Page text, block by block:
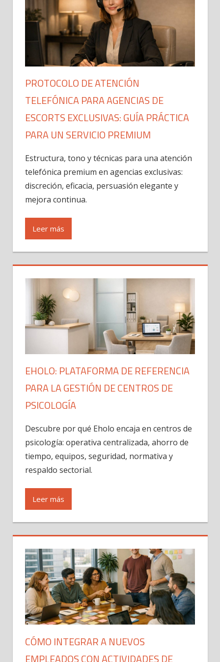
PROTOCOLO DE ATENCIÓN
TELEFÓNICA PARA AGENCIAS DE
ESCORTS EXCLUSIVAS: GUÍA PRÁCTICA
PARA UN SERVICIO PREMIUM
Estructura, tono y técnicas para una atención
telefónica premium en agencias exclusivas:
discreción, eficacia, persuasión elegante y
mejora continua.
Leer más
EHOLO: PLATAFORMA DE REFERENCIA
PARA LA GESTIÓN DE CENTROS DE
PSICOLOGÍA
Descubre por qué Eholo encaja en centros de
psicología: operativa centralizada, ahorro de
tiempo, equipos, seguridad, normativa y
respaldo sectorial.
Leer más
CÓMO INTEGRAR A NUEVOS
EMPLEADOS CON ACTIVIDADES DE